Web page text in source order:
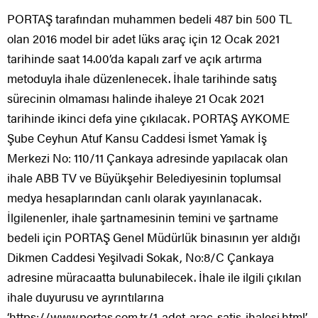
PORTAŞ tarafından muhammen bedeli 487 bin 500 TL
olan 2016 model bir adet lüks araç için 12 Ocak 2021
tarihinde saat 14.00’da kapalı zarf ve açık artırma
metoduyla ihale düzenlenecek. İhale tarihinde satış
sürecinin olmaması halinde ihaleye 21 Ocak 2021
tarihinde ikinci defa yine çıkılacak. PORTAŞ AYKOME
Şube Ceyhun Atuf Kansu Caddesi İsmet Yamak İş
Merkezi No: 110/11 Çankaya adresinde yapılacak olan
ihale ABB TV ve Büyükşehir Belediyesinin toplumsal
medya hesaplarından canlı olarak yayınlanacak.
İlgilenenler, ihale şartnamesinin temini ve şartname
bedeli için PORTAŞ Genel Müdürlük binasının yer aldığı
Dikmen Caddesi Yeşilvadi Sokak, No:8/C Çankaya
adresine müracaatta bulunabilecek. İhale ile ilgili çıkılan
ihale duyurusu ve ayrıntılarına